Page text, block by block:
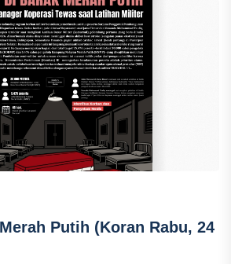
Putih (Koran Rabu, 24